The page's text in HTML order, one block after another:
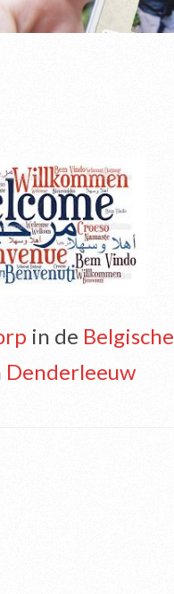
in de Belgische
Denderleeuw